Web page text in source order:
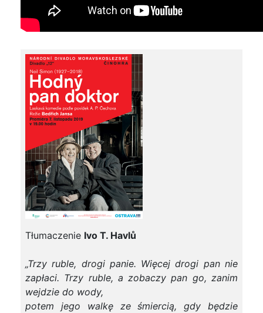
Tłumaczenie Ivo T. Havlů
„Trzy ruble, drogi panie. Więcej drogi pan nie
zapłaci. Trzy ruble, a zobaczy pan go, zanim
wejdzie do wody,
potem jego walkę ze śmiercią, gdy będzie